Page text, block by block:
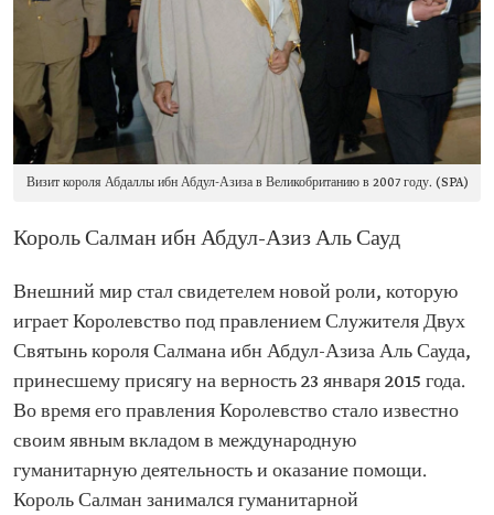
Визит короля Абдаллы ибн Абдул-Азиза в Великобританию в 2007 году. (SPA)
Король Салман ибн Абдул-Азиз Аль Сауд
Внешний мир стал свидетелем новой роли, которую
играет Королевство под правлением Служителя Двух
Святынь короля Салмана ибн Абдул-Азиза Аль Сауда,
принесшему присягу на верность 23 января 2015 года.
Во время его правления Королевство стало известно
своим явным вкладом в международную
гуманитарную деятельность и оказание помощи.
Король Салман занимался гуманитарной